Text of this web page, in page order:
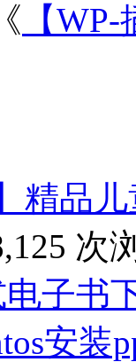
【
精品
次
电子书
安